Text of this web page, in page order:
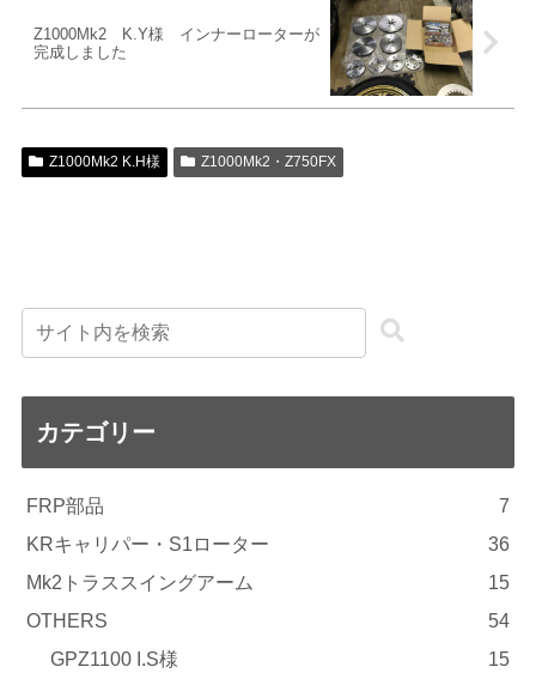
Z1000Mk2 K.Y様 インナーローターが
完成しました
Z1000Mk2 K.H様 Z1000Mk2・Z750FX
カテゴリー
FRP部品
7
KRキャリパー・S1ローター
36
Mk2トラススイングアーム
15
OTHERS
54
GPZ1100 I.S様
15